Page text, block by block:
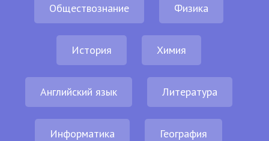
Обществознание Физика
История Химия
Английский язык Литература
Информатика География